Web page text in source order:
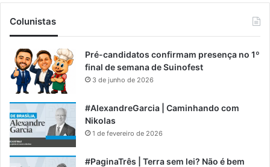
Colunistas
Pré-candidatos confirmam presença no 1º
final de semana de Suinofest
3 de junho de 2026
#AlexandreGarcia | Caminhando com
Nikolas
1 de fevereiro de 2026
#PaginaTrês | Terra sem lei? Não é bem